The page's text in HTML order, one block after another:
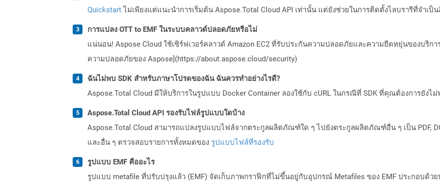
Quickstartไม่เพียงแต่แนะนำการเริ่มต้น Aspose.Total Cloud API เท่านั้น แต่ยังช่วยในการติดตั้งไลบรารีที่จำเป็
การแปลง OTT to EMF ในระบบคลาวด์ปลอดภัยหรือไม่
แน่นอน! Aspose Cloud ใช้เซิร์ฟเวอร์คลาวด์ Amazon EC2 ที่รับประกันความปลอดภัยและความยืดหยุ่นของบริก
ความปลอดภัยของ Aspose](https://about.aspose.cloud/security)
ฉันไม่พบ SDK สำหรับภาษาโปรดของฉัน ฉันควรทำอย่างไรดี?
Aspose.Total Cloud มีให้บริการในรูปแบบ Docker Container ลองใช้กับ cURL ในกรณีที่ SDK ที่คุณต้องการยังไ
Aspose.Total Cloud API รองรับไฟล์รูปแบบใดบ้าง
Aspose.Total Cloud สามารถแปลงรูปแบบไฟล์จากตระกูลผลิตภัณฑ์ใด ๆ ไปยังตระกูลผลิตภัณฑ์อื่น ๆ เป็น PDF,
และอื่น ๆ ตรวจสอบรายการทั้งหมดของ รูปแบบไฟล์ที่รองรับ
รูปแบบ EMF คืออะไร
รูปแบบ metafile ที่ปรับปรุงแล้ว (EMF) จัดเก็บภาพกราฟิกที่ไม่ขึ้นอยู่กับอุปกรณ์ Metafiles ของ EMF ประกอบด้ว